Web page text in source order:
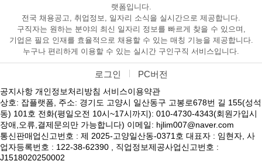
랫폼입니다.
전국 채용공고, 취업정보, 일자리 소식을 실시간으로 제공합니다.
구직자는 원하는 분야의 최신 일자리 정보를 빠르게 찾을 수 있으며,
기업은 필요 인재를 효율적으로 채용할 수 있는 매칭 기능을 제공합니다.
누구나 편리하게 이용할 수 있는 실시간 구인구직 서비스입니다.
로그인 PC버전
공지사항 개인정보처리방침 서비스이용약관
상호: 잡플랫폼, 주소: 경기도 고양시 일산동구 고봉로678번 길 155(성석
동) 101호 전화(평일오전 10시~17시까지): 010-4730-4343(회원가입시
장애,오류,결제문의만 가능합니다) 이메일: hjlim007@naver.com
통신판매업신고번호 : 제 2025-고양일산동-0371호 대표자 : 임현자, 사
업자등록번호 : 122-38-62390 , 직업정보제공사업신고번호 :
J1518020250002